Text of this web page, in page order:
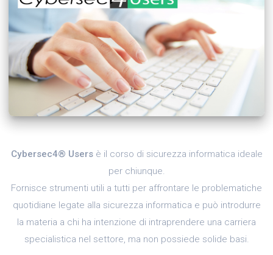
Cybersec4® Usersè il corso di sicurezza informatica ideale
per chiunque.
Fornisce strumenti utili a tutti per affrontare le problematiche
quotidiane legate alla sicurezza informatica e può introdurre
la materia a chi ha intenzione di intraprendere una carriera
specialistica nel settore, ma non possiede solide basi.